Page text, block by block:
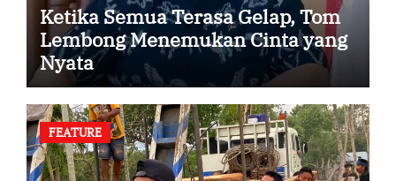
Ketika Semua Terasa Gelap, Tom
Lembong Menemukan Cinta yang
Nyata
FEATURE